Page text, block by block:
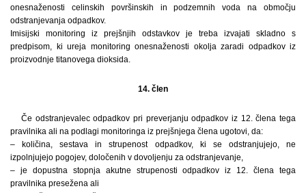
onesnaženosti celinskih površinskih in podzemnih voda na območju
odstranjevanja odpadkov.
Imisijski monitoring iz prejšnjih odstavkov je treba izvajati skladno s
predpisom, ki ureja monitoring onesnaženosti okolja zaradi odpadkov iz
proizvodnje titanovega dioksida.
14. člen
Če odstranjevalec odpadkov pri preverjanju odpadkov iz 12. člena tega
pravilnika ali na podlagi monitoringa iz prejšnjega člena ugotovi, da:
– količina, sestava in strupenost odpadkov, ki se odstranjujejo, ne
izpolnjujejo pogojev, določenih v dovoljenju za odstranjevanje,
– je dopustna stopnja akutne strupenosti odpadkov iz 12. člena tega
pravilnika presežena ali